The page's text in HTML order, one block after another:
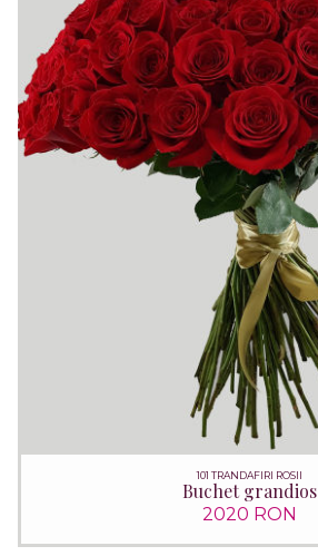
101 TRANDAFIRI ROSII
Buchet grandios
2020 RON